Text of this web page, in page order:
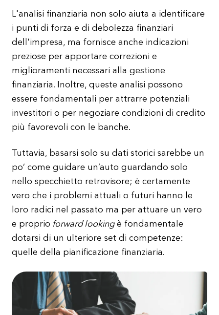
L'analisi finanziaria non solo aiuta a identificare
i punti di forza e di debolezza finanziari
dell'impresa, ma fornisce anche indicazioni
preziose per apportare correzioni e
miglioramenti necessari alla gestione
finanziaria. Inoltre, queste analisi possono
essere fondamentali per attrarre potenziali
investitori o per negoziare condizioni di credito
più favorevoli con le banche.
Tuttavia, basarsi solo su dati storici sarebbe un
po’ come guidare un’auto guardando solo
nello specchietto retrovisore; è certamente
vero che i problemi attuali o futuri hanno le
loro radici nel passato ma per attuare un vero
e proprio forward lookingè fondamentale
dotarsi di un ulteriore set di competenze:
quelle della pianificazione finanziaria.